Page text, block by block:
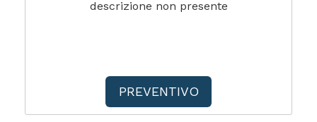
descrizione non presente
PREVENTIVO